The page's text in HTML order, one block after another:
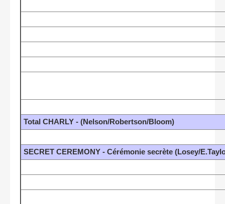
Total CHARLY - (Nelson/Robertson/Bloom)
SECRET CEREMONY - Cérémonie secrète (Losey/